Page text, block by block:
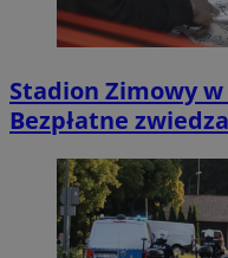
Stadion Zimowy
Bezpłatne